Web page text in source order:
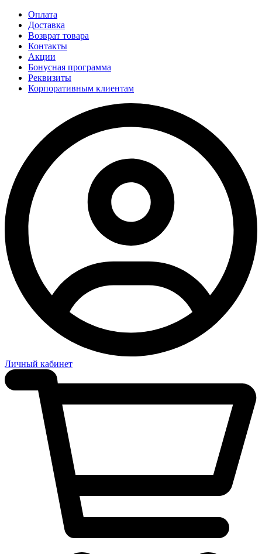
Оплата
Доставка
Возврат товара
Контакты
Акции
Бонусная программа
Реквизиты
Корпоративным клиентам
Личный кабинет